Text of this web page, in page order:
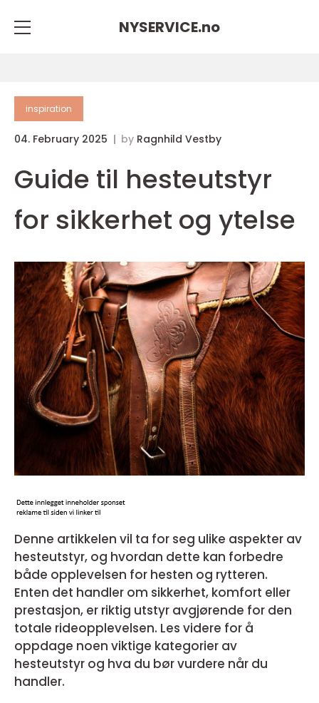
NYSERVICE.no
inspiration
04. February 2025 by Ragnhild Vestby
Guide til hesteutstyr
for sikkerhet og ytelse
Denne artikkelen vil ta for seg ulike aspekter av
hesteutstyr, og hvordan dette kan forbedre
både opplevelsen for hesten og rytteren.
Enten det handler om sikkerhet, komfort eller
prestasjon, er riktig utstyr avgjørende for den
totale rideopplevelsen. Les videre for å
oppdage noen viktige kategorier av
hesteutstyr og hva du bør vurdere når du
handler.